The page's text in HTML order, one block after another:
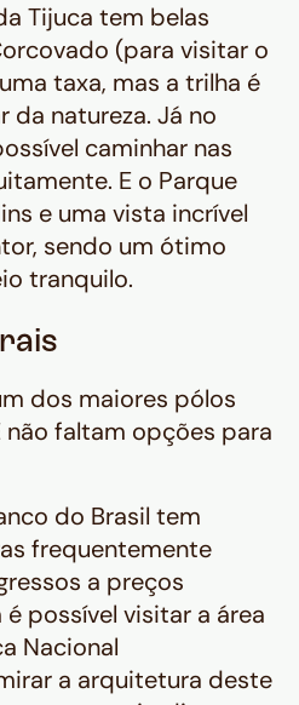
Tijuca tem belas
(para visitar o
taxa, mas a trilha é
da natureza. Já no
caminhar nas
E o Parque
e uma vista incrível
sendo um ótimo
tranquilo.
dos maiores pólos
não faltam opções para
do Brasil tem
frequentemente
a preços
possível visitar a área
Nacional
a arquitetura deste